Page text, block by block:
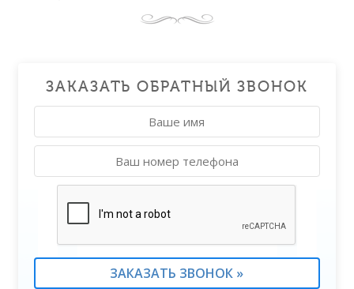
ЗАКАЗАТЬ ОБРАТНЫЙ ЗВОНОК